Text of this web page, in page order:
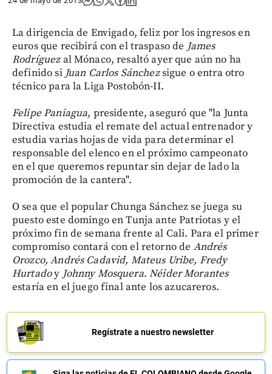
La dirigencia de Envigado, feliz por los ingresos en
euros que recibirá con el traspaso de James
Rodríguezal Mónaco, resaltó ayer que aún no ha
definido si Juan Carlos Sánchezsigue o entra otro
técnico para la Liga Postobón-II.
Felipe Paniagua, presidente, aseguró que "la Junta
Directiva estudia el remate del actual entrenador y
estudia varias hojas de vida para determinar el
responsable del elenco en el próximo campeonato
en el que queremos repuntar sin dejar de lado la
promoción de la cantera".
O sea que el popular Chunga Sánchez se juega su
puesto este domingo en Tunja ante Patriotas y el
próximo fin de semana frente al Cali. Para el primer
compromiso contará con el retorno de Andrés
Orozco, Andrés Cadavid, Mateus Uribe, Fredy
Hurtadoy Johnny Mosquera. Néider Morantes
estaría en el juego final ante los azucareros.
Regístrate a nuestro newsletter